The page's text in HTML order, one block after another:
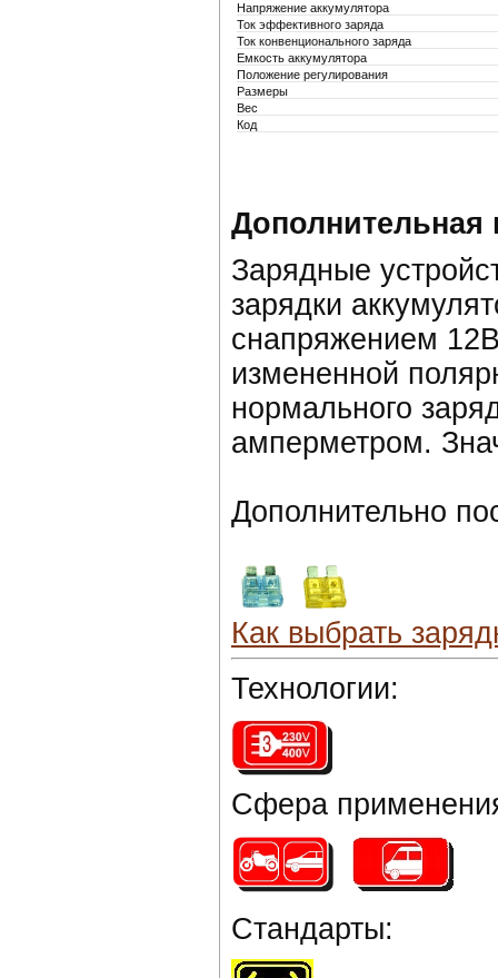
Напряжение аккумулятора
Ток эффективного заряда
Ток конвенционального заряда
Емкость аккумулятора
Положение регулирования
Размеры
Вес
Код
Зарядные
зарядки
снапряжением
измененной
нормального
амперметром.
Дополнительно
Как выбрать
Технологии:
Сфера
Стандарты: